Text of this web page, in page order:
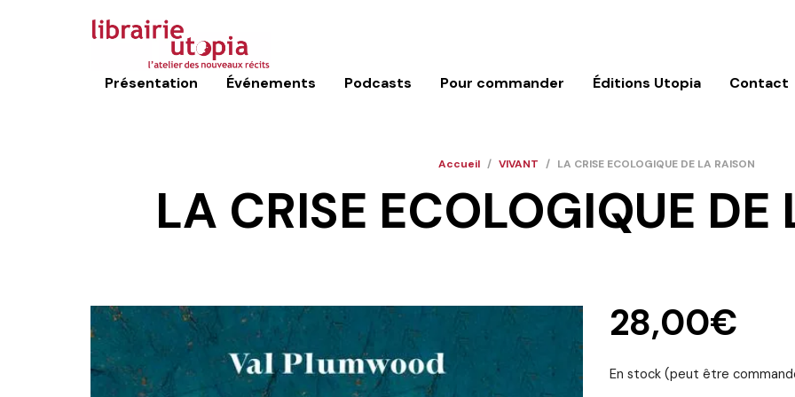
Présentation Événements Podcasts Pour commander Éditions Utopia Contact
Accueil / VIVANT / LA CRISE ECOLOGIQUE DE LA RAISON
LA CRISE ECOLOGIQUE DE
28,00€
En stock (peut être